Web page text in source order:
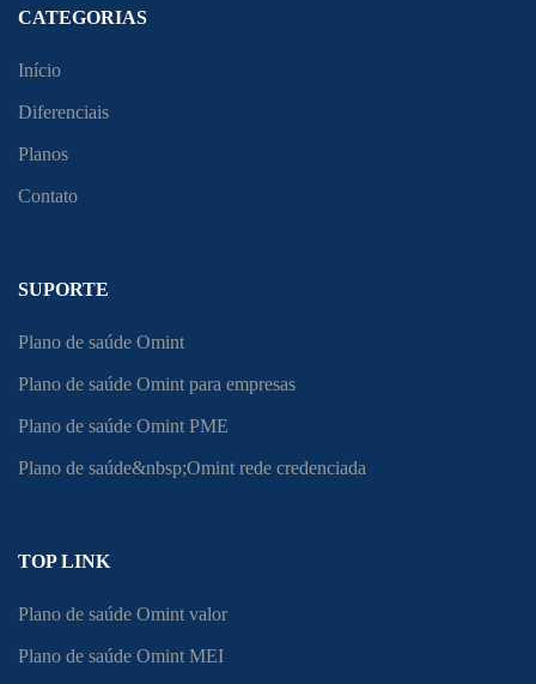
CATEGORIAS
Início
Diferenciais
Planos
Contato
SUPORTE
Plano de saúde Omint
Plano de saúde Omint para empresas
Plano de saúde Omint PME
Plano de saúde&nbsp;Omint rede credenciada
TOP LINK
Plano de saúde Omint valor
Plano de saúde Omint MEI